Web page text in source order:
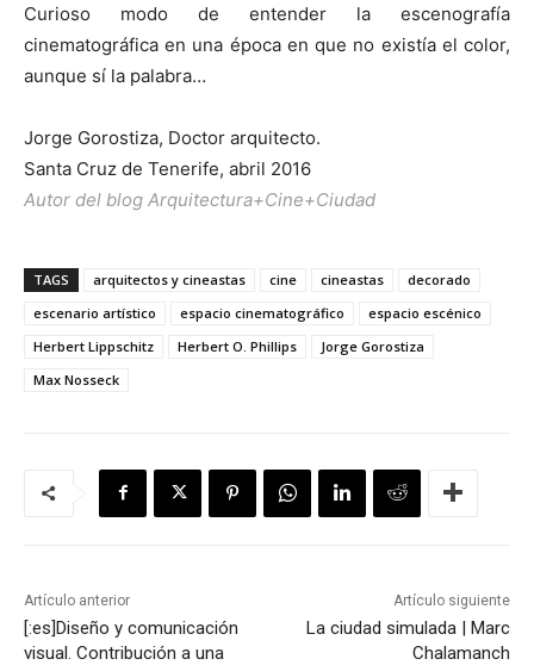
Curioso modo de entender la escenografía
cinematográfica en una época en que no existía el color,
aunque sí la palabra…
Jorge Gorostiza, Doctor arquitecto.
Santa Cruz de Tenerife, abril 2016
Autor del blog Arquitectura+Cine+Ciudad
TAGS arquitectos y cineastas cine cineastas
decorado
escenario artístico
espacio cinematográfico
espacio escénico
Herbert Lippschitz
Herbert O. Phillips
Jorge Gorostiza
Max Nosseck
Artículo anterior
[:es]Diseño y comunicación
visual. Contribución a una
Artículo siguiente
La ciudad simulada | Marc
Chalamanch